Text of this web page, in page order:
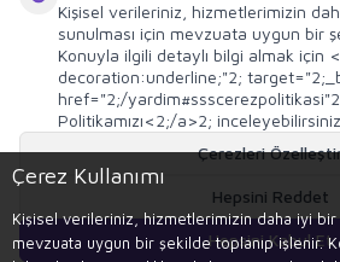
Çerez Kullanımı
Kişisel verileriniz, hizmetlerimizin daha iyi bir
mevzuata uygun bir şekilde toplanıp işlenir.
Kişisel verileriniz, hizmetlerimizin
sunulması için mevzuata uygun bir
Konuyla ilgili detaylı bilgi almak için
decoration:underline;"2;
href="2;/
Politikamızı<2;/a>2; inceleyebilirsiniz.
Çerezleri
Hepsini Reddet
Hepsini Kabul Et